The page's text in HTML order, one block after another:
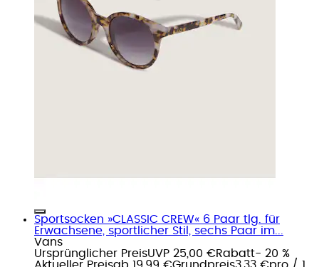
Sportsocken »CLASSIC CREW« 6 Paar tlg. für
Erwachsene, sportlicher Stil, sechs Paar im...
Vans
Ursprünglicher PreisUVP 25,00 €Rabatt- 20 %